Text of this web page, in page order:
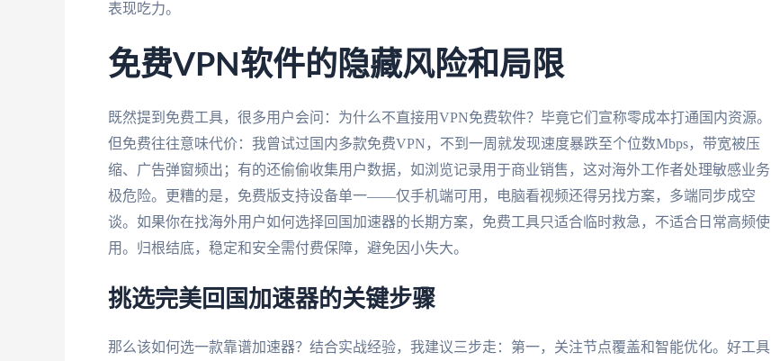
表现吃力。
免费VPN软件的隐藏风险和局限
既然提到免费工具，很多用户会问：为什么不直接用VPN免费软件？毕竟它们宣称零成本打通国内资源。
但免费往往意味代价：我曾试过国内多款免费VPN，不到一周就发现速度暴跌至个位数Mbps，带宽被压
缩、广告弹窗频出；有的还偷偷收集用户数据，如浏览记录用于商业销售，这对海外工作者处理敏感业务
极危险。更糟的是，免费版支持设备单一——仅手机端可用，电脑看视频还得另找方案，多端同步成空
谈。如果你在找海外用户如何选择回国加速器的长期方案，免费工具只适合临时救急，不适合日常高频使
用。归根结底，稳定和安全需付费保障，避免因小失大。
挑选完美回国加速器的关键步骤
那么该如何选一款靠谱加速器？结合实战经验，我建议三步走：第一，关注节点覆盖和智能优化。好工具